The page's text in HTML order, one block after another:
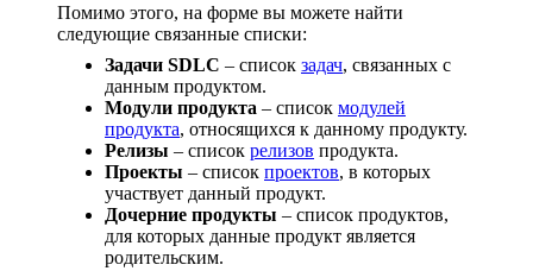
Помимо этого, на форме вы можете найти
следующие связанные списки:
Задачи SDLC – список задач, связанных с
данным продуктом.
Модули продукта – список модулей
продукта, относящихся к данному продукту.
Релизы – список релизов продукта.
Проекты – список проектов, в которых
участвует данный продукт.
Дочерние продукты – список продуктов,
для которых данные продукт является
родительским.